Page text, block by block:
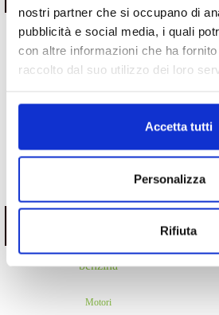
nostri partner che si occupano di
pubblicità e social media, i quali
con altre informazioni che ha
raccolto dal suo utilizzo dei loro
Accetta tutti
Personalizza
Rifiuta
Motori
in alluminio con valvola EGR
Da
Motori
ESAURITO.
VERIFICA LA DISPONIBILITÀ
SU